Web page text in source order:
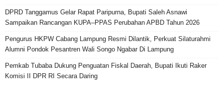
DPRD Tanggamus Gelar Rapat Paripurna, Bupati Saleh Asnawi
Sampaikan Rancangan KUPA–PPAS Perubahan APBD Tahun 2026
Pengurus HKPW Cabang Lampung Resmi Dilantik, Perkuat Silaturahmi
Alumni Pondok Pesantren Wali Songo Ngabar Di Lampung
Pemkab Tubaba Dukung Penguatan Fiskal Daerah, Bupati Ikuti Raker
Komisi II DPR RI Secara Daring